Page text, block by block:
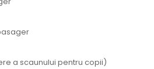
a scaunului pentru copii)